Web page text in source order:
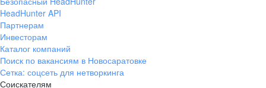
HeadHunter API
Партнерам
Инвесторам
Каталог компаний
Поиск по вакансиям в Новосаратовке
Сетка: соцсеть для нетворкинга
Соискателям